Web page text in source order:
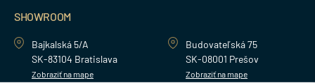
SHOWROOM
Bajkalská 5/A
SK-83104 Bratislava
Zobraziť na mape
Budovateľská 75
SK-08001 Prešov
Zobraziť na mape